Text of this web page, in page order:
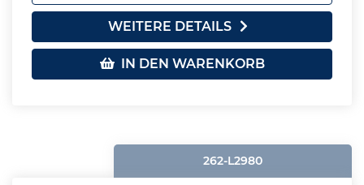
WEITERE DETAILS
IN DEN WARENKORB
262-L2980